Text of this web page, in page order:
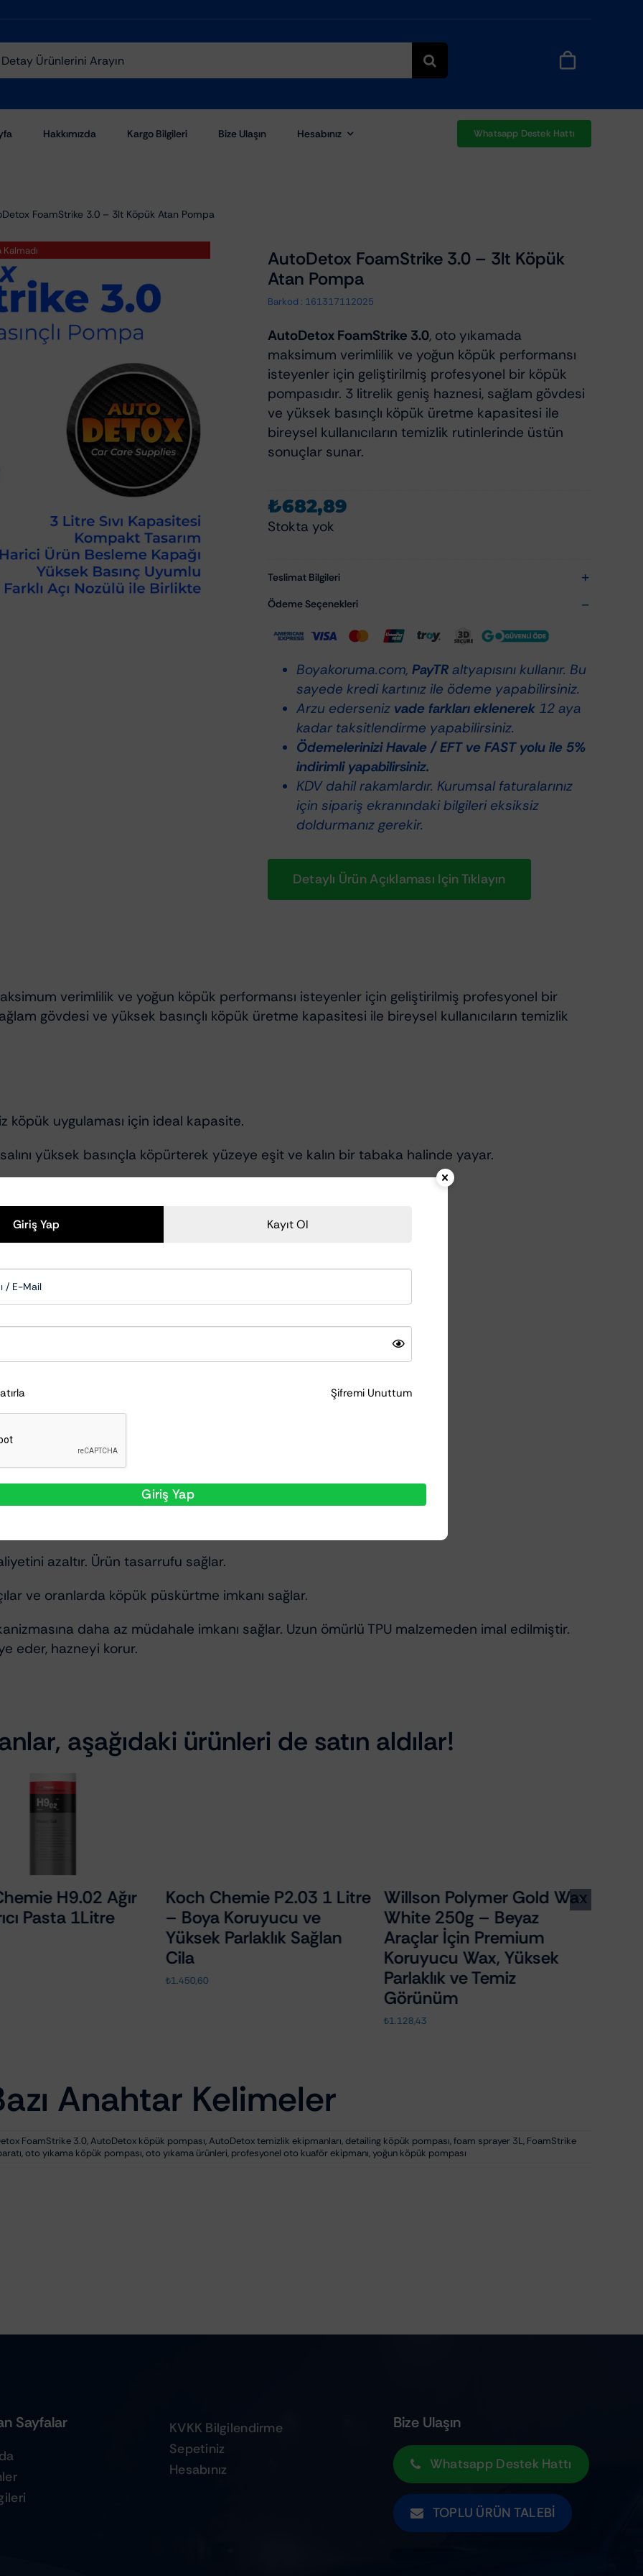
Ve Koruma
Temizlik Ve Bakımı
Ve Bakımı
Bakımı
Temizleyiciler
Aşındırıcı Pastalar
Cam Su İticiler
Hızlı Cila & Quick Detailer
Nano Koruma Ürünleri
Seramik Koruma Ürünleri
Wax-Sealant-Glaze
Hakkımızda Kargo Bilgileri Bize Ulaşın Hesabınız Whatsapp Destek Hattı
FoamStrike 3.0 – 3lt Köpük Atan Pompa
AutoDetox FoamStrike 3.0 – 3lt Köpük
Atan Pompa
Barkod : 161317112025
AutoDetox FoamStrike 3.0, oto yıkamada
maksimum verimlilik ve yoğun köpük performansı
isteyenler için geliştirilmiş profesyonel bir köpük
pompasıdır. 3 litrelik geniş haznesi, sağlam gövdesi
ve yüksek basınçlı köpük üretme kapasitesi ile
bireysel kullanıcıların temizlik rutinlerinde üstün
sonuçlar sunar.
₺682,89
Stokta yok
Teslimat Bilgileri
Ödeme Seçenekleri
Boyakoruma.com, PayTRaltyapısını kullanır. Bu
sayede kredi kartınız ile ödeme yapabilirsiniz.
Arzu ederseniz vade farkları eklenerek12 aya
kadar taksitlendirme yapabilirsiniz.
Ödemelerinizi Havale / EFT ve FAST yolu ile 5%
indirimli yapabilirsiniz.
KDV dahil rakamlardır. Kurumsal faturalarınız
için sipariş ekranındaki bilgileri eksiksiz
doldurmanız gerekir.
Detaylı Ürün Açıklaması Için Tıklayın
verimlilik ve yoğun köpük performansı isteyenler için geliştirilmiş profesyonel bir
gövdesi ve yüksek basınçlı köpük üretme kapasitesi ile bireysel kullanıcıların temizlik
köpük uygulaması için ideal kapasite.
yüksek basınçla köpürterek yüzeye eşit ve kalın bir tabaka halinde yayar.
basınç oluşturur, uzun kullanımda dahi yormaz.
detailing atölyeleri ve mobil yıkama ekipleri için ideal.
için,
temizliğinde, kolay kimyasal püskürtme için
püskürtmek için
azaltır. Ürün tasarrufu sağlar.
ve oranlarda köpük püskürtme imkanı sağlar.
daha az müdahale imkanı sağlar. Uzun ömürlü TPU malzemeden imal edilmiştir.
eder, hazneyi korur.
aşağıdaki ürünleri de satın aldılar!
H9.02 Ağır
Pasta 1Litre
Koch Chemie P2.03 1 Litre
– Boya Koruyucu ve
Yüksek Parlaklık Sağlan
Cila
₺1.450,60
Willson Polymer Gold Wax
White 250g – Beyaz
Araçlar İçin Premium
Koruyucu Wax, Yüksek
Parlaklık ve Temiz
Görünüm
₺1.128,43
Anahtar Kelimeler
FoamStrike 3.0,AutoDetox köpük pompası,AutoDetox temizlik ekipmanları,detailing köpük pompası,foam sprayer 3L, FoamStrike
,oto yıkama köpük pompası,oto yıkama ürünleri, profesyonel oto kuaför ekipmanı,yoğun köpük pompası
Sayfalar
KVKK Bilgilendirme
Sepetiniz
Hesabınız
Bize Ulaşın
Whatsapp Destek Hattı
TOPLU ÜRÜN TALEBI
Giriş Yap Kayıt Ol
Şifremi Unuttum
Giriş Yap